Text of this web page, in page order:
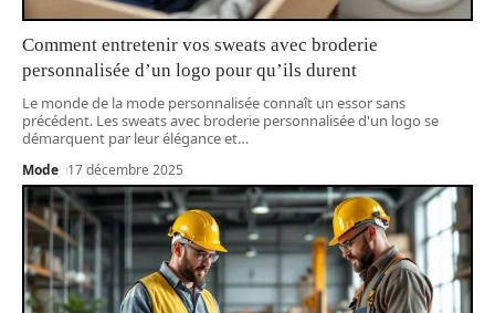
Comment entretenir vos sweats avec broderie
personnalisée d’un logo pour qu’ils durent
Le monde de la mode personnalisée connaît un essor sans
précédent. Les sweats avec broderie personnalisée d'un logo se
démarquent par leur élégance et…
Mode 17 décembre 2025